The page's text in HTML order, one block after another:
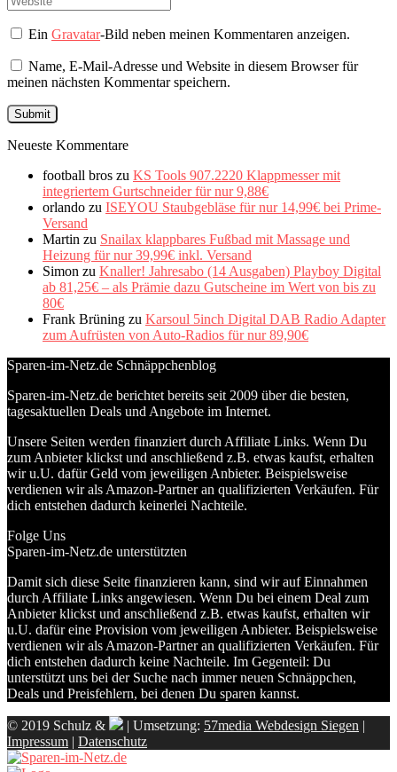
EinGravatar-Bild neben meinen Kommentaren anzeigen.
Name, E-Mail-Adresse und Website in diesem Browser für
meinen nächsten Kommentar speichern.
Neueste Kommentare
football bros zu KS Tools 907.2220 Klappmesser mit
integriertem Gurtschneider für nur 9,88€
orlando zu ISEYOU Staubgebläse für nur 14,99€ bei Prime-
Versand
Martin zu Snailax klappbares Fußbad mit Massage und
Heizung für nur 39,99€ inkl. Versand
Simon zu Knaller! Jahresabo (14 Ausgaben) Playboy Digital
ab 81,25€ – als Prämie dazu Gutscheine im Wert von bis zu
80€
Frank Brüning zu Karsoul 5inch Digital DAB Radio Adapter
zum Aufrüsten von Auto-Radios für nur 89,90€
Sparen-im-Netz.de Schnäppchenblog
Sparen-im-Netz.de berichtet bereits seit 2009 über die besten,
tagesaktuellen Deals und Angebote im Internet.
Unsere Seiten werden finanziert durch Affiliate Links. Wenn Du
zum Anbieter klickst und anschließend z.B. etwas kaufst, erhalten
wir u.U. dafür Geld vom jeweiligen Anbieter. Beispielsweise
verdienen wir als Amazon-Partner an qualifizierten Verkäufen. Für
dich entstehen dadurch keinerlei Nachteile.
Folge Uns
Sparen-im-Netz.de unterstützten
Damit sich diese Seite finanzieren kann, sind wir auf Einnahmen
durch Affiliate Links angewiesen. Wenn Du bei einem Deal zum
Anbieter klickst und anschließend z.B. etwas kaufst, erhalten wir
u.U. dafür eine Provision vom jeweiligen Anbieter. Beispielsweise
verdienen wir als Amazon-Partner an qualifizierten Verkäufen. Für
dich entstehen dadurch keine Nachteile. Im Gegenteil: Du
unterstützt uns bei der Suche nach immer neuen Schnäppchen,
Deals und Preisfehlern, bei denen Du sparen kannst.
© 2019 Schulz & | Umsetzung: 57media Webdesign Siegen |
Impressum | Datenschutz